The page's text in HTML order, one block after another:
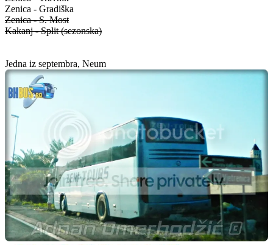
Zenica - Gradiška
Zenica - S. Most
Kakanj - Split (sezonska)
Jedna iz septembra, Neum